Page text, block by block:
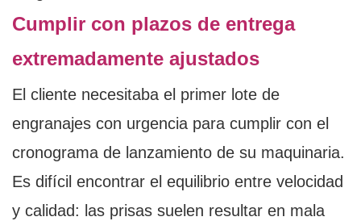
Cumplir con plazos de entrega
extremadamente ajustados
El cliente necesitaba el primer lote de
engranajes con urgencia para cumplir con el
cronograma de lanzamiento de su maquinaria.
Es difícil encontrar el equilibrio entre velocidad
y calidad: las prisas suelen resultar en mala